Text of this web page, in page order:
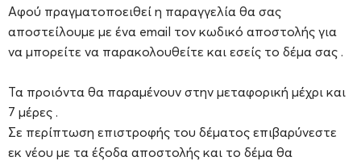
Αφού πραγματοποειθεί η παραγγελία θα σας
αποστείλουμε με ένα email τον κωδικό αποστολής για
να μπορείτε να παρακολουθείτε και εσείς το δέμα σας .
Τα προιόντα θα παραμένουν στην μεταφορική μέχρι και
7 μέρες .
Σε περίπτωση επιστροφής του δέματος επιβαρύνεστε
εκ νέου με τα έξοδα αποστολής και το δέμα θα